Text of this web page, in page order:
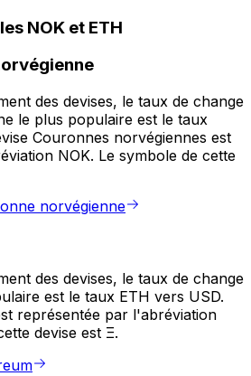
NOK et ETH
des devises, le taux de change
le plus populaire est le taux
Couronnes norvégiennes est
NOK. Le symbole de cette
norvégienne
des devises, le taux de change
est le taux ETH vers USD.
représentée par l'abréviation
devise est Ξ.